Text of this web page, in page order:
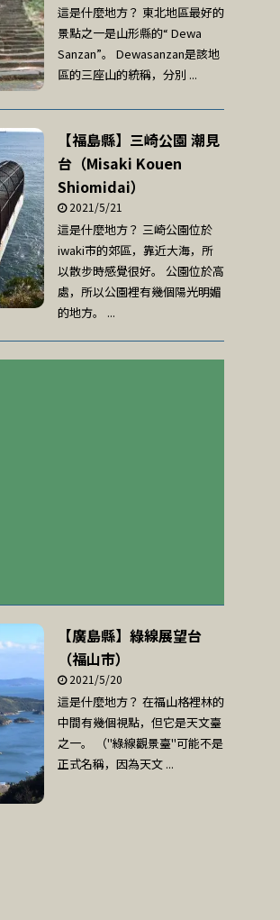
這是什麼地方？ 東北地區最好的
景點之一是山形縣的“ Dewa
Sanzan”。 Dewasanzan是該地
區的三座山的統稱，分別 ...
【福島縣】三崎公園 潮見
台（Misaki Kouen
Shiomidai）
2021/5/21
這是什麼地方？ 三崎公園位於
iwaki市的郊區，靠近大海，所
以散步時感覺很好。 公園位於高
處，所以公園裡有幾個陽光明媚
的地方。 ...
【廣島縣】綠線展望台
（福山市）
2021/5/20
這是什麼地方？ 在福山格裡林的
中間有幾個視點，但它是天文臺
之一。 （"綠線觀景臺"可能不是
正式名稱，因為天文 ...